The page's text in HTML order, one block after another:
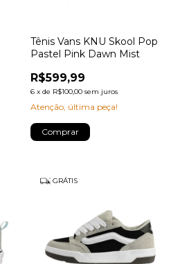
Tênis Vans KNU Skool Pop
Pastel Pink Dawn Mist
R$599,99
6 x de R$100,00 sem juros
Atenção, última peça!
Comprar
GRÁTIS